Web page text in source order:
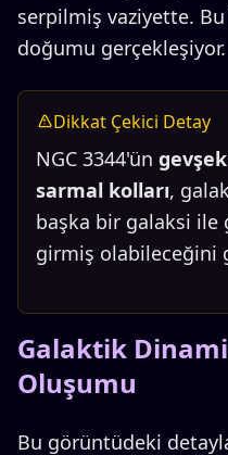
serpilmiş vaziyette.
doğumu gerçekleşiyor.
Dikkat Çekici Detay
NGC 3344'ün
sarmal kolları,
başka bir galaksi
girmiş olabileceğini
Galaktik
Oluşumu
Bu görüntüdeki